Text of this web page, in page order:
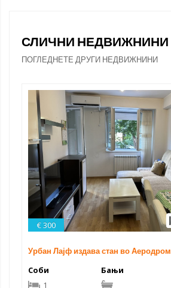
СЛИЧНИ НЕДВИЖНИНИ
ПОГЛЕДНЕТЕ ДРУГИ НЕДВИЖНИНИ
€ 300
Урбан Лајф издава стан во Аеродром
Соби
1
Бањи